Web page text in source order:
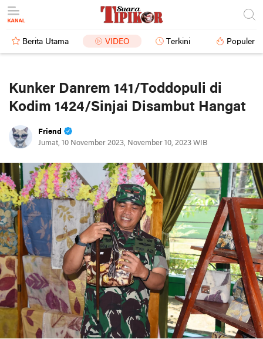
Berita Utama VIDEO Terkini Populer
Kunker Danrem 141/Toddopuli di
Kodim 1424/Sinjai Disambut Hangat
Friend
Jumat, 10 November 2023, November 10, 2023 WIB